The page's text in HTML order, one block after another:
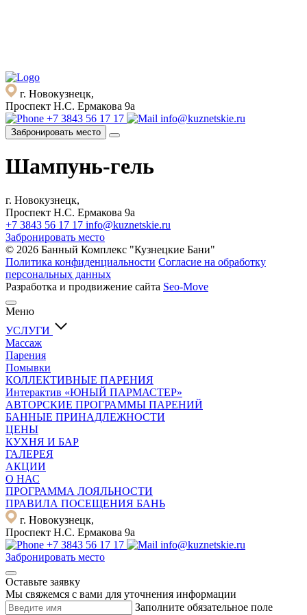
г. Новокузнецк,
Проспект Н.С. Ермакова 9а
+7 3843 56 17 17
info@kuznetskie.ru
Забронировать место
Шампунь-гель
г. Новокузнецк,
Проспект Н.С. Ермакова 9а
+7 3843 56 17 17 info@kuznetskie.ru
Забронировать место
© 2026 Банный Комплекс "Кузнецкие Бани"
Политика конфиденциальности Согласие на обработку
персональных данных
Разработка и продвижение сайта Seo-Move
Меню
УСЛУГИ
Массаж
Парения
Помывки
КОЛЛЕКТИВНЫЕ ПАРЕНИЯ
Интерактив «ЮНЫЙ ПАРМАСТЕР»
АВТОРСКИЕ ПРОГРАММЫ ПАРЕНИЙ
БАННЫЕ ПРИНАДЛЕЖНОСТИ
ЦЕНЫ
КУХНЯ И БАР
ГАЛЕРЕЯ
АКЦИИ
О НАС
ПРОГРАММА ЛОЯЛЬНОСТИ
ПРАВИЛА ПОСЕЩЕНИЯ БАНЬ
г. Новокузнецк,
Проспект Н.С. Ермакова 9а
+7 3843 56 17 17
info@kuznetskie.ru
Забронировать место
Оставьте заявку
Мы свяжемся с вами для уточнения информации
Заполните обязательное поле